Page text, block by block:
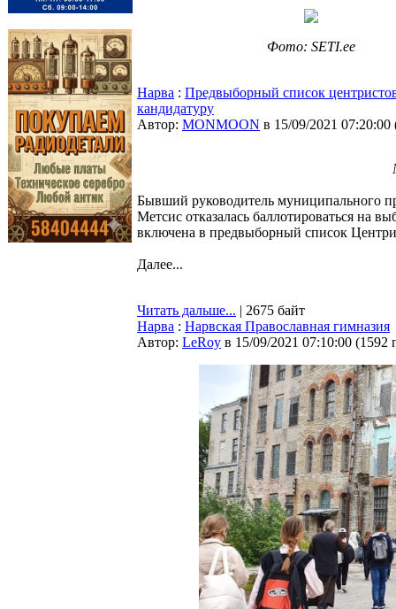
Фото: SETI.ee
Нарва : Предвыборный список
кандидатуру
Автор: MONMOON в 15/09/2021 07:20:00
Бывший руководитель муниципального
Метсис отказалась баллотироваться на
включена в предвыборный список
Далее...
Читать дальше... | 2675 байт
Нарва : Нарвская Православная гимназия
Автор: LeRoy в 15/09/2021 07:10:00 (1592